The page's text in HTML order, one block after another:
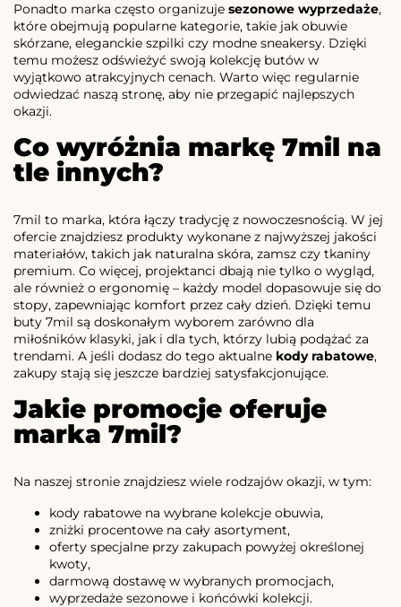
Ponadto marka często organizuje sezonowe wyprzedaże,
które obejmują popularne kategorie, takie jak obuwie
skórzane, eleganckie szpilki czy modne sneakersy. Dzięki
temu możesz odświeżyć swoją kolekcję butów w
wyjątkowo atrakcyjnych cenach. Warto więc regularnie
odwiedzać naszą stronę, aby nie przegapić najlepszych
okazji.
Co wyróżnia markę 7mil na
tle innych?
7mil to marka, która łączy tradycję z nowoczesnością. W jej
ofercie znajdziesz produkty wykonane z najwyższej jakości
materiałów, takich jak naturalna skóra, zamsz czy tkaniny
premium. Co więcej, projektanci dbają nie tylko o wygląd,
ale również o ergonomię – każdy model dopasowuje się do
stopy, zapewniając komfort przez cały dzień. Dzięki temu
buty 7mil są doskonałym wyborem zarówno dla
miłośników klasyki, jak i dla tych, którzy lubią podążać za
trendami. A jeśli dodasz do tego aktualne kody rabatowe,
zakupy stają się jeszcze bardziej satysfakcjonujące.
Jakie promocje oferuje
marka 7mil?
Na naszej stronie znajdziesz wiele rodzajów okazji, w tym:
kody rabatowe na wybrane kolekcje obuwia,
zniżki procentowe na cały asortyment,
oferty specjalne przy zakupach powyżej określonej
kwoty,
darmową dostawę w wybranych promocjach,
wyprzedaże sezonowe i końcówki kolekcji.